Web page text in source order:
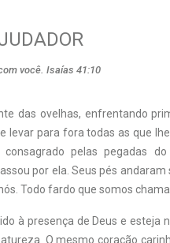
você. Isaías 41:10
das ovelhas, enfrentando
levar para fora todas as que
pelas pegadas
por ela. Seus pés
Todo fardo que somos
à presença de Deus e esteja
O mesmo coração